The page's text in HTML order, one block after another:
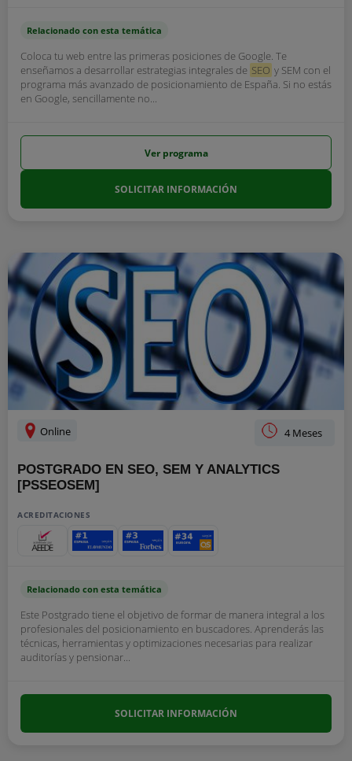
Relacionado con esta temática
Coloca tu web entre las primeras posiciones de Google. Te
enseñamos a desarrollar estrategias integrales de SEO y SEM con el
programa más avanzado de posicionamiento de España. Si no estás
en Google, sencillamente no...
Ver programa
SOLICITAR INFORMACIÓN
Online 4 Meses
POSTGRADO EN SEO, SEM Y ANALYTICS
[PSSEOSEM]
ACREDITACIONES
Relacionado con esta temática
Este Postgrado tiene el objetivo de formar de manera integral a los
profesionales del posicionamiento en buscadores. Aprenderás las
técnicas, herramientas y optimizaciones necesarias para realizar
auditorías y pensionar...
SOLICITAR INFORMACIÓN